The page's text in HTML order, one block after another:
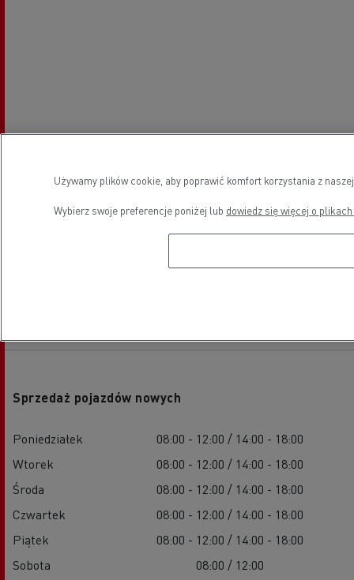
Sprzedaż pojazdów nowych
Poniedziałek
08:00 - 12:00 / 14:00 - 18:00
Wtorek
08:00 - 12:00 / 14:00 - 18:00
Środa
08:00 - 12:00 / 14:00 - 18:00
Czwartek
08:00 - 12:00 / 14:00 - 18:00
Piątek
08:00 - 12:00 / 14:00 - 18:00
Sobota
08:00 / 12:00
Używamy plików cookie, aby poprawić komfort korzystania z
Wybierz swoje preferencje poniżej lub dowiedz się więcej o